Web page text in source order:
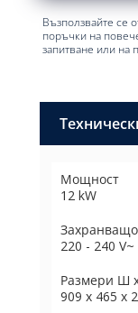
Възползвайте се
поръчки на
запитване или на
Мощност
12 kW
220 - 240
Размери Ш
909 х 465 х